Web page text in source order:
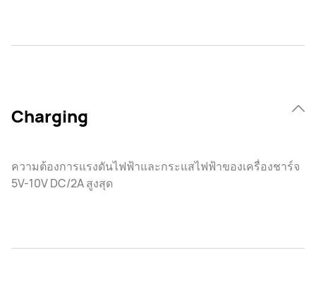
Charging
ความต้องการแรงดันไฟฟ้าและกระแสไฟฟ้าของเครื่องชาร์จ
5V-10V DC/2A สูงสุด